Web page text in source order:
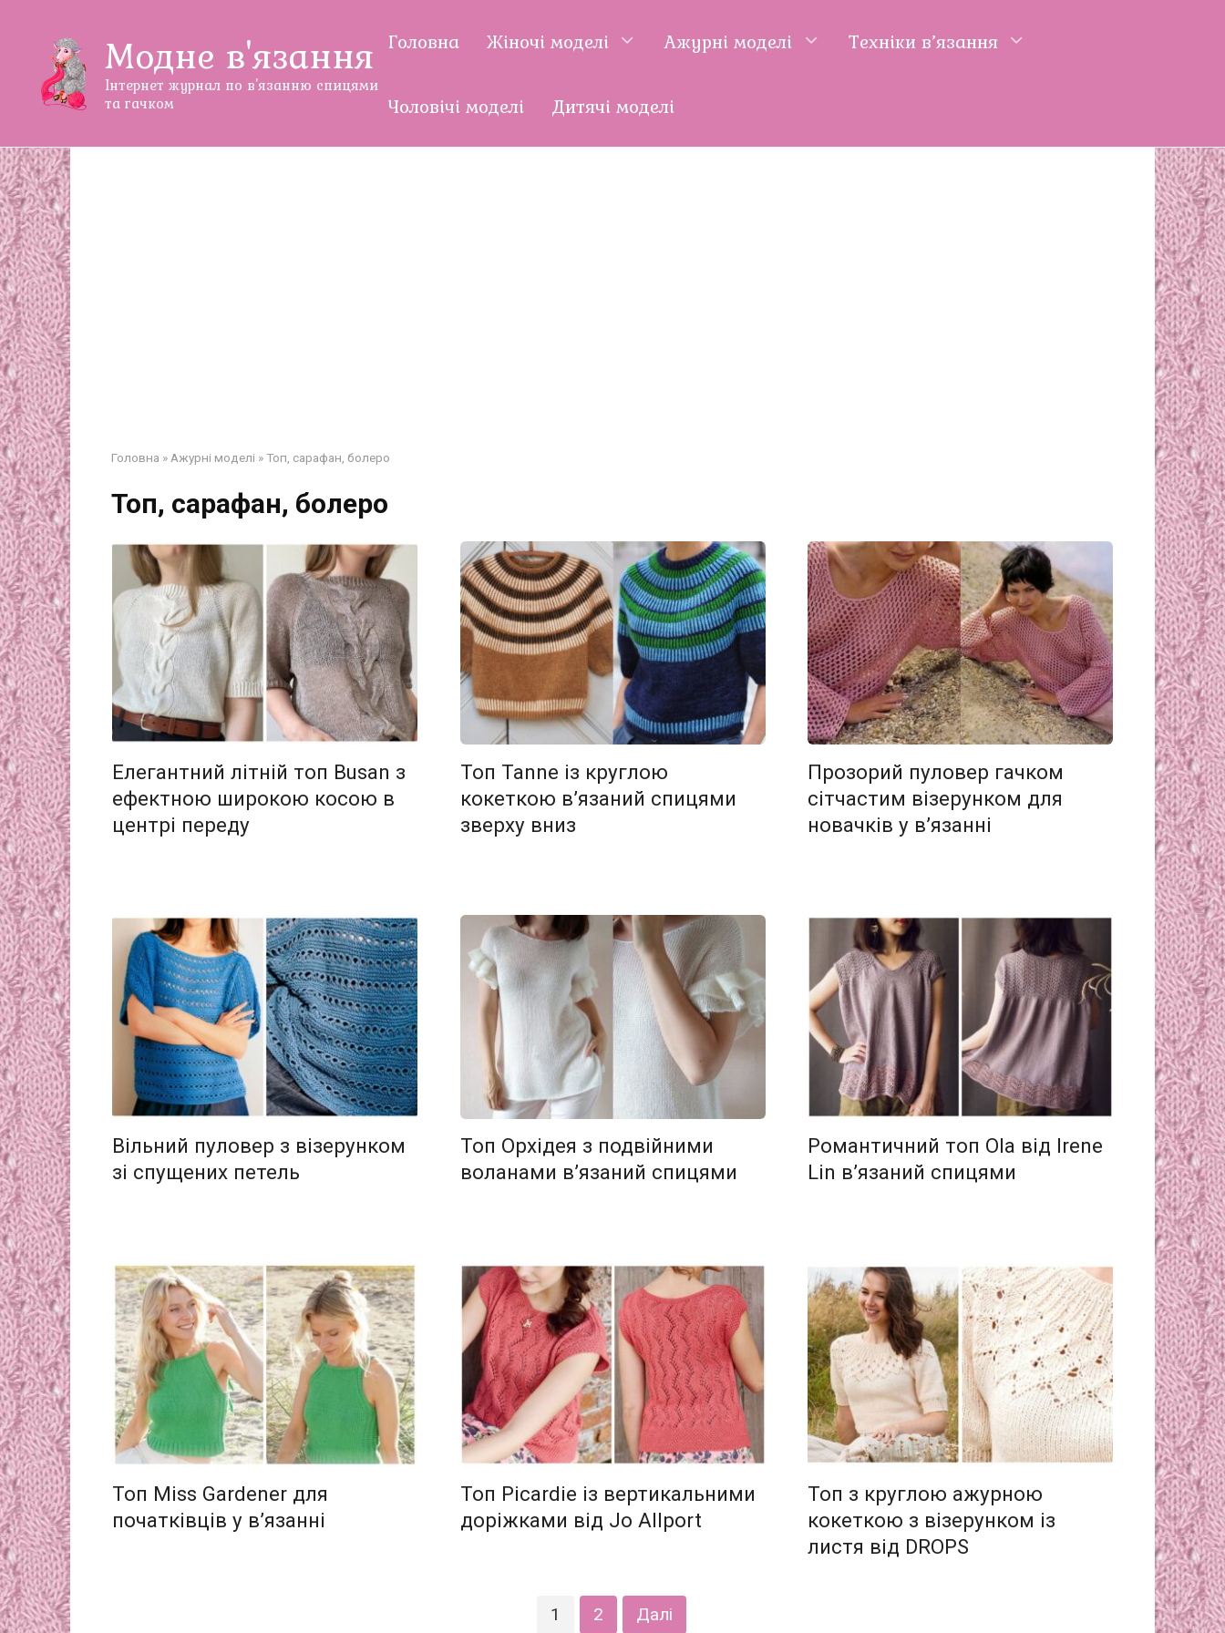
Модне в'язання
Інтернет журнал по в'язанню спицями
та гачком
Головна Жіночі моделі Ажурні моделі Техніки в’язання
Чоловічі моделі Дитячі моделі
Головна » Ажурні моделі »Топ, сарафан, болеро
Топ, сарафан, болеро
Елегантний літній топ Busan з
ефектною широкою косою в
центрі переду
Топ Tanne із круглою
кокеткою в’язаний спицями
зверху вниз
Прозорий пуловер гачком
сітчастим візерунком для
новачків у в’язанні
Вільний пуловер з візерунком
зі спущених петель
Топ Орхідея з подвійними
воланами в’язаний спицями
Романтичний топ Ola від Irene
Lin в’язаний спицями
Топ Miss Gardener для
початківців у в’язанні
Топ Picardie із вертикальними
доріжками від Jo Allport
Топ з круглою ажурною
кокеткою з візерунком із
листя від DROPS
1 2 Далі